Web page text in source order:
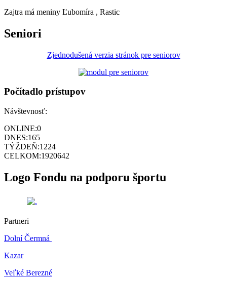
Zajtra má meniny Ľubomíra , Rastic
Seniori
Zjednodušená verzia stránok pre seniorov
Počítadlo prístupov
Návštevnosť:
ONLINE:0
DNES:165
TÝŽDEŇ:1224
CELKOM:1920642
Logo Fondu na podporu športu
Partneri
Dolní Čermná
Kazar
Veľké Berezné